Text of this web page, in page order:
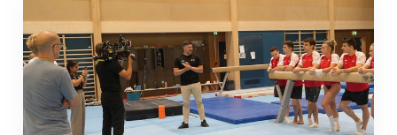
Mit klaren Zielen nach Zagreb